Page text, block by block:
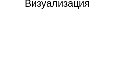
Визуализация